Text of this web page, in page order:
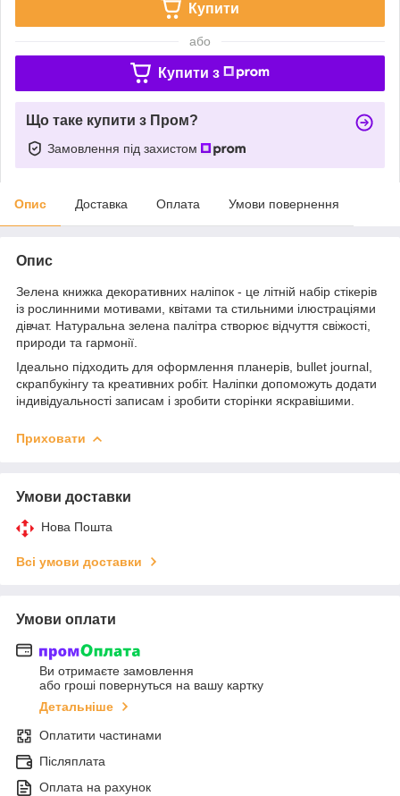
Купити
або
Купити з
Що таке купити з Пром?
Замовлення під захистом
Опис Доставка Оплата Умови повернення
Опис
Зелена книжка декоративних наліпок - це літній набір стікерів
із рослинними мотивами, квітами та стильними ілюстраціями
дівчат. Натуральна зелена палітра створює відчуття свіжості,
природи та гармонії.
Ідеально підходить для оформлення планерів, bullet journal,
скрапбукінгу та креативних робіт. Наліпки допоможуть додати
індивідуальності записам і зробити сторінки яскравішими.
Приховати
Умови доставки
Нова Пошта
Всі умови доставки
Умови оплати
Ви отримаєте замовлення
або гроші повернуться на вашу картку
Детальніше
Оплатити частинами
Післяплата
Оплата на рахунок